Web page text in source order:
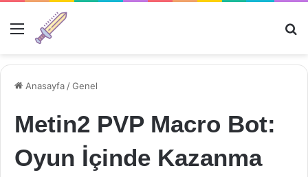
Menü
Anasayfa /Genel
Metin2 PVP Macro Bot:
Oyun İçinde Kazanma